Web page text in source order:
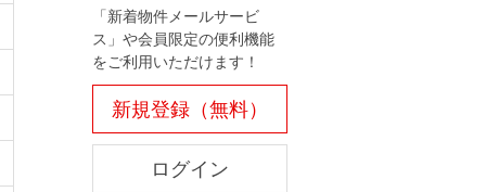
「新着物件メールサービ
ス」や会員限定の便利機能
をご利用いただけます！
新規登録（無料）
ログイン